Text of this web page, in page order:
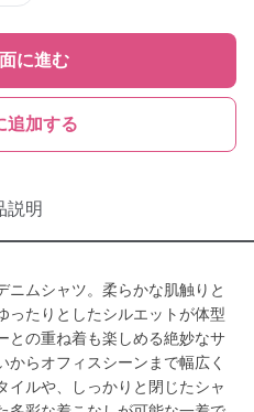
に進む
追加する
説明
ニムシャツ。柔らかな肌触りと
ったりとしたシルエットが体型
との重ね着も楽しめる絶妙なサ
らオフィスシーンまで幅広く
イルや、しっかりと閉じたシャ